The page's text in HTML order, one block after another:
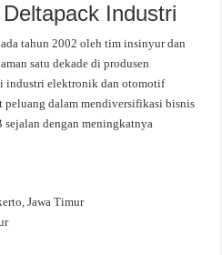
Industri
tahun 2002 oleh tim insinyur dan
satu dekade di produsen
industri elektronik dan otomotif
peluang dalam mendiversifikasi bisnis
sejalan dengan meningkatnya
Jawa Timur